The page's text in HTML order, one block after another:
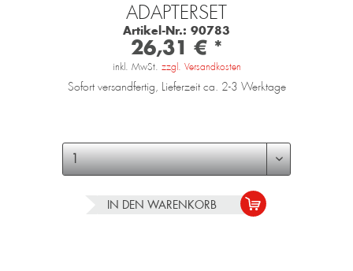
ADAPTERSET
Artikel-Nr.: 90783
26,31 € *
inkl. MwSt. zzgl. Versandkosten
Sofort versandfertig, Lieferzeit ca. 2-3 Werktage
IN DEN WARENKORB